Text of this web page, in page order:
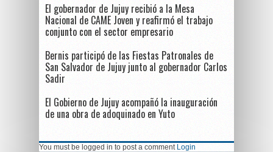
El gobernador de Jujuy recibió a la Mesa
Nacional de CAME Joven y reafirmó el trabajo
conjunto con el sector empresario
Bernis participó de las Fiestas Patronales de
San Salvador de Jujuy junto al gobernador Carlos
Sadir
El Gobierno de Jujuy acompañó la inauguración
de una obra de adoquinado en Yuto
You must be logged in to post a comment Login